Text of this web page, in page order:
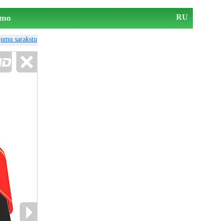
RU
sarakstu